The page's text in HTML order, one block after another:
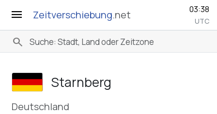
menu Zeitverschiebung.net 03:38
UTC
search
Starnberg
Deutschland